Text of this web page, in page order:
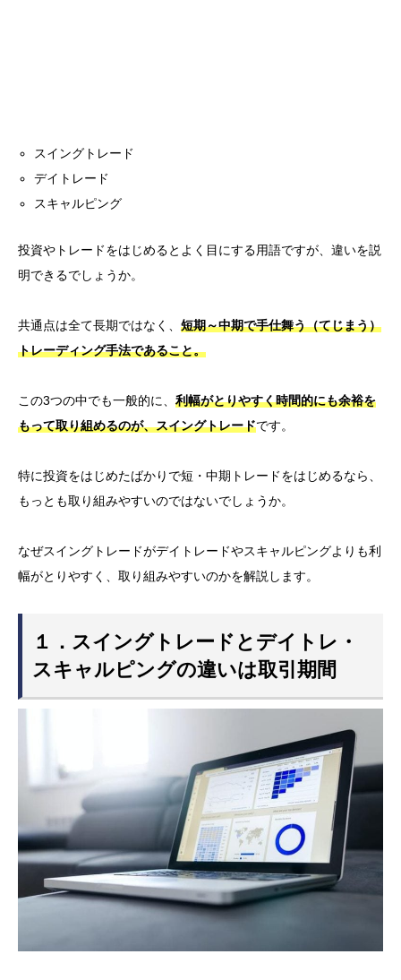
スイングトレード
デイトレード
スキャルピング
投資やトレードをはじめるとよく目にする用語ですが、違いを説
明できるでしょうか。
共通点は全て長期ではなく、 短期～中期で手仕舞う（てじまう）
トレーディング手法であること。
この3つの中でも一般的に、 利幅がとりやすく時間的にも余裕を
もって取り組めるのが、スイングトレードです。
特に投資をはじめたばかりで短・中期トレードをはじめるなら、
もっとも取り組みやすいのではないでしょうか。
なぜスイングトレードがデイトレードやスキャルピングよりも利
幅がとりやすく、取り組みやすいのかを解説します。
１．スイングトレードとデイトレ・
スキャルピングの違いは取引期間